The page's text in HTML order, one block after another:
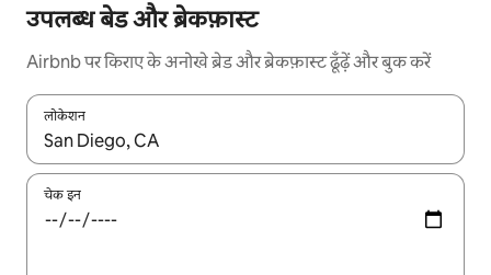
उपलब्ध बेड और ब्रेकफ़ास्ट
Airbnb पर किराए के अनोखे ब्रेड और ब्रेकफ़ास्ट ढूँढ़ें और बुक करें
लोकेशन
नतीजों के उपलब्ध होने पर, अप और डाउन 'ऐरो की' का इस्तेमाल करके नेविगेट
चेक इन